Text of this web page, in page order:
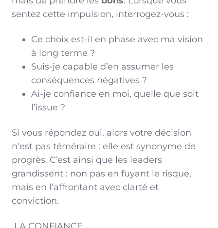
sentez cette impulsion, interrogez-vous :
Ce choix est-il en phase avec ma vision
à long terme ?
Suis-je capable d’en assumer les
conséquences négatives ?
Ai-je confiance en moi, quelle que soit
l’issue ?
Si vous répondez oui, alors votre décision
n'est pas téméraire : elle est synonyme de
progrès. C’est ainsi que les leaders
grandissent : non pas en fuyant le risque,
mais en l’affrontant avec clarté et
conviction.